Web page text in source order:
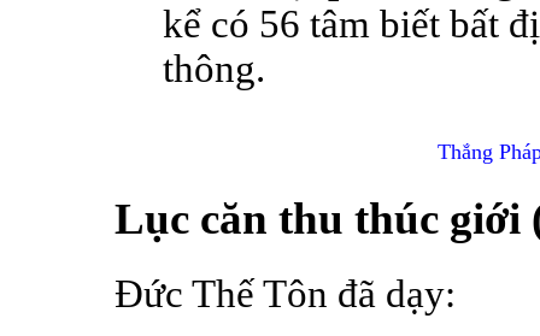
kể có 56 tâm biết bất
thông.
Thắng
Lục căn thu thúc giới
Đức Thế Tôn đã dạy: